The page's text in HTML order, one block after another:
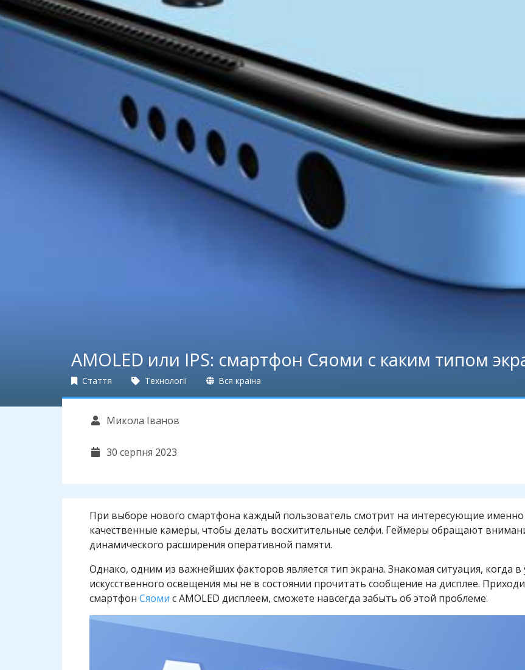
AMOLED или IPS: смартфон Сяоми с каким типом
Стаття Технології Вся країна
Микола Іванов
30 серпня 2023
При выборе нового смартфона каждый пользователь смотрит на интересующие
качественные камеры, чтобы делать восхитительные селфи. Геймеры обращают
динамического расширения оперативной памяти.
Однако, одним из важнейших факторов является тип экрана. Знакомая ситуация, когда в
искусственного освещения мы не в состоянии прочитать сообщение на дисплее.
смартфон Сяоми с AMOLED дисплеем, сможете навсегда забыть об этой проблеме.